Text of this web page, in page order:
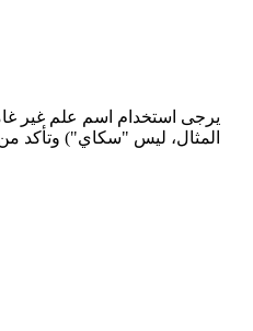
يرجى استخدام اسم علم غير
المثال، ليس "سكاي") وتأكد